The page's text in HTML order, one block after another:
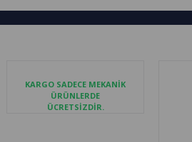
KARGO SADECE MEKANİK
ÜRÜNLERDE
ÜCRETSİZDİR.